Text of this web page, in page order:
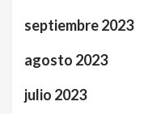
septiembre 2023
agosto 2023
julio 2023